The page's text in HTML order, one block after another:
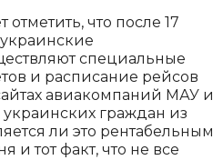
что после 17
специальные
и расписание рейсов
авиакомпаний МАУ и
граждан из
ли это рентабельным
и тот факт, что не все